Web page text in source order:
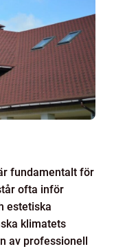
fundamentalt för
ofta inför
estetiska
klimatets
av professionell